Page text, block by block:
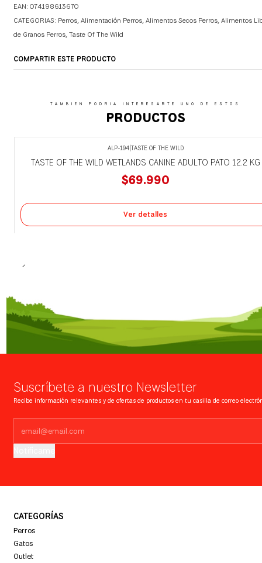
EAN: 074198613670
CATEGORIAS: Perros,Alimentación Perros,Alimentos Secos Perros,Alimentos
de Granos Perros,Taste Of The Wild
COMPARTIR ESTE PRODUCTO
TAMBIEN PODRIA INTERESARTE UNO DE ESTOS
PRODUCTOS
Agotado
ALP-194| TASTE OF THE WILD
TASTE OF THE WILD WETLANDS CANINE ADULTO PATO 12.2 KG
$69.990
Ver detalles
Suscríbete a nuestro Newsletter
Recibe información relevantes y de ofertas de productos en tu casilla de correo
CATEGORÍAS
Perros
Gatos
Outlet